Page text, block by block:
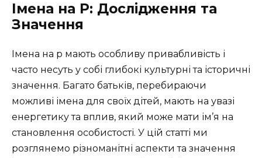
Імена на Р: Дослідження та
Значення
Імена на р мають особливу привабливість і
часто несуть у собі глибокі культурні та історичні
значення. Багато батьків, перебираючи
можливі імена для своїх дітей, мають на увазі
енергетику та вплив, який може мати ім’я на
становлення особистості. У цій статті ми
розглянемо різноманітні аспекти та значення